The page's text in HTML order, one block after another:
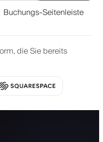
Buchungs-Seitenleiste
die Sie bereits